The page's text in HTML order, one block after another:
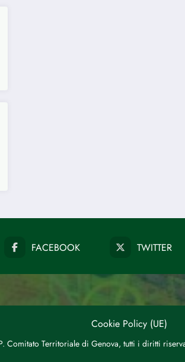
FACEBOOK TWITTER
Cookie Policy (UE)
Comitato Territoriale di Genova, tutti i diritti